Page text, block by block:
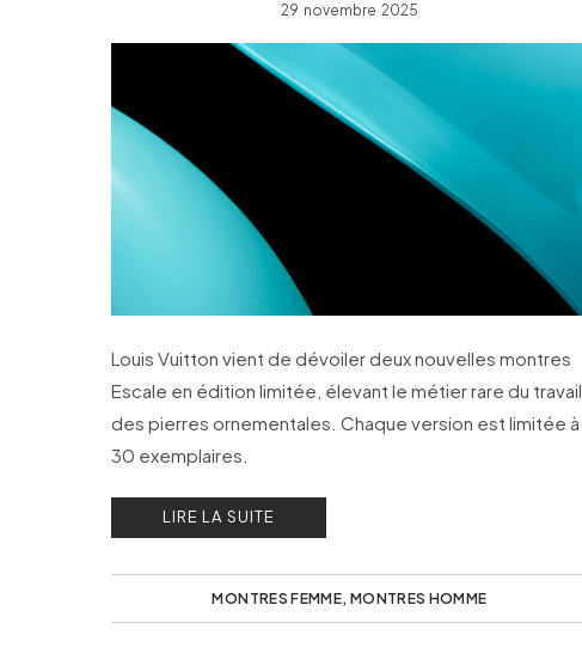
29 novembre 2025
Louis Vuitton vient de dévoiler deux nouvelles montres
Escale en édition limitée, élevant le métier rare du travail
des pierres ornementales. Chaque version est limitée à
30 exemplaires.
LIRE LA SUITE
MONTRES FEMME, MONTRES HOMME